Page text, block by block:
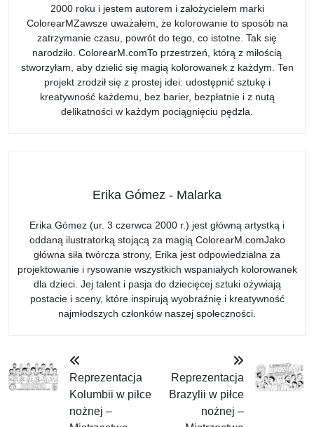
2000 roku i jestem autorem i założycielem marki
ColorearMZawsze uważałem, że kolorowanie to sposób na
zatrzymanie czasu, powrót do tego, co istotne. Tak się
narodziło. ColorearM.comTo przestrzeń, którą z miłością
stworzyłam, aby dzielić się magią kolorowanek z każdym. Ten
projekt zrodził się z prostej idei: udostępnić sztukę i
kreatywność każdemu, bez barier, bezpłatnie i z nutą
delikatności w każdym pociągnięciu pędzla.
Erika Gómez - Malarka
Erika Gómez (ur. 3 czerwca 2000 r.) jest główną artystką i
oddaną ilustratorką stojącą za magią ColorearM.comJako
główna siła twórcza strony, Erika jest odpowiedzialna za
projektowanie i rysowanie wszystkich wspaniałych kolorowanek
dla dzieci. Jej talent i pasja do dziecięcej sztuki ożywiają
postacie i sceny, które inspirują wyobraźnię i kreatywność
najmłodszych członków naszej społeczności.
Reprezentacja
Kolumbii w piłce
nożnej –
Reprezentacja
Brazylii w piłce
nożnej –